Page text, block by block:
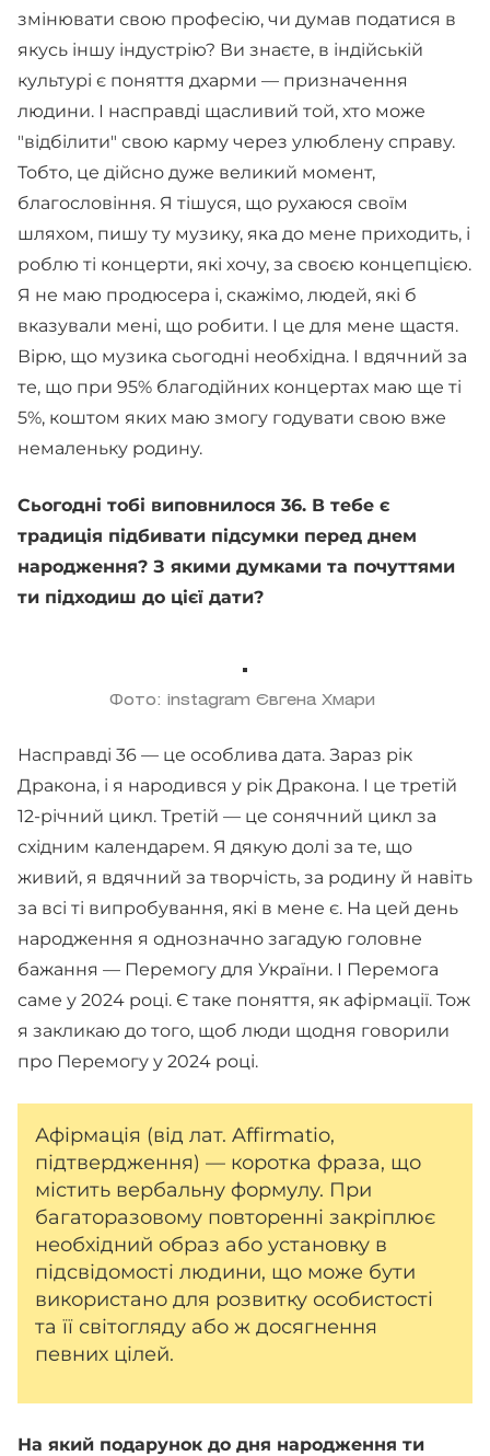
змінювати свою професію, чи думав податися в
якусь іншу індустрію? Ви знаєте, в індійській
культурі є поняття дхарми — призначення
людини. І насправді щасливий той, хто може
"відбілити" свою карму через улюблену справу.
Тобто, це дійсно дуже великий момент,
благословіння. Я тішуся, що рухаюся своїм
шляхом, пишу ту музику, яка до мене приходить, і
роблю ті концерти, які хочу, за своєю концепцією.
Я не маю продюсера і, скажімо, людей, які б
вказували мені, що робити. І це для мене щастя.
Вірю, що музика сьогодні необхідна. І вдячний за
те, що при 95% благодійних концертах маю ще ті
5%, коштом яких маю змогу годувати свою вже
немаленьку родину.
Сьогодні тобі виповнилося 36. В тебе є
традиція підбивати підсумки перед днем
народження? З якими думками та почуттями
ти підходиш до цієї дати?
Фото: instagram Євгена Хмари
Насправді 36 — це особлива дата. Зараз рік
Дракона, і я народився у рік Дракона. І це третій
12-річний цикл. Третій — це сонячний цикл за
східним календарем. Я дякую долі за те, що
живий, я вдячний за творчість, за родину й навіть
за всі ті випробування, які в мене є. На цей день
народження я однозначно загадую головне
бажання — Перемогу для України. І Перемога
саме у 2024 році. Є таке поняття, як афірмації. Тож
я закликаю до того, щоб люди щодня говорили
про Перемогу у 2024 році.
Афірмація (від лат. Affirmatio,
підтвердження) — коротка фраза, що
містить вербальну формулу. При
багаторазовому повторенні закріплює
необхідний образ або установку в
підсвідомості людини, що може бути
використано для розвитку особистості
та її світогляду або ж досягнення
певних цілей.
На який подарунок до дня народження ти